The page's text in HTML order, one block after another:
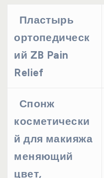
Пластырь
ортопедическ
ий ZB Pain
Relief
Спонж
косметически
й для макияжа
меняющий
цвет,